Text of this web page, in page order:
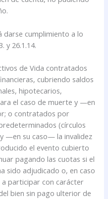
darse cumplimiento a lo
y 26.1.14.
de Vida contratados
cubriendo saldos
hipotecarios,
el caso de muerte y —en
o contratados por
(círculos
—en su caso— la invalidez
el evento cubierto
pagando las cuotas si el
sido adjudicado o, en caso
participar con carácter
bien sin pago ulterior de